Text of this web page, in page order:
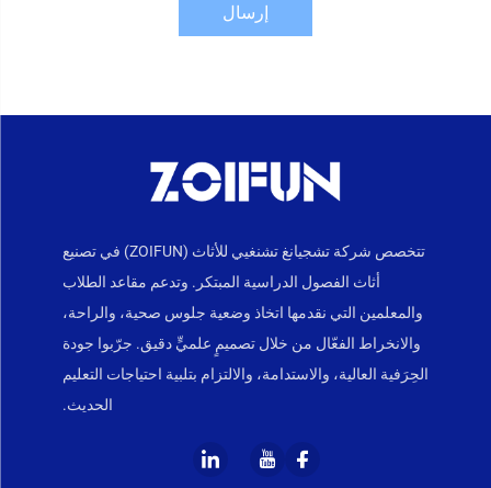
إرسال
تتخصص شركة تشجيانغ تشنغيي للأثاث (ZOIFUN) في تصنيع
أثاث الفصول الدراسية المبتكر. وتدعم مقاعد الطلاب
والمعلمين التي نقدمها اتخاذ وضعية جلوس صحية، والراحة،
والانخراط الفعّال من خلال تصميمٍ علميٍّ دقيق. جرّبوا جودة
الحِرَفية العالية، والاستدامة، والالتزام بتلبية احتياجات التعليم
الحديث.